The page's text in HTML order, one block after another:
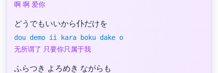
啊 啊 爱你
どうでもいいから仆だけを
dou demo ii kara boku dake o
无所谓了 只要你只属于我
ふらつき よろめき ながらも